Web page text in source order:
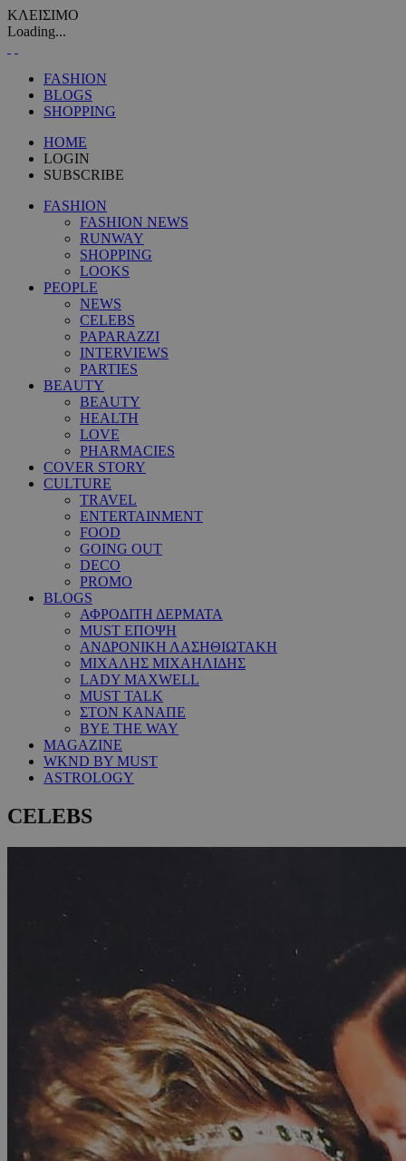
ΚΛΕΙΣΙΜΟ
Loading...
FASHION
BLOGS
SHOPPING
HOME
LOGIN
SUBSCRIBE
FASHION
FASHION NEWS
RUNWAY
SHOPPING
LOOKS
PEOPLE
NEWS
CELEBS
PAPARAZZI
INTERVIEWS
PARTIES
BEAUTY
BEAUTY
HEALTH
LOVE
PHARMACIES
COVER STORY
CULTURE
TRAVEL
ENTERTAINMENT
FOOD
GOING OUT
DECO
PROMO
BLOGS
ΑΦΡΟΔΙΤΗ ΔΕΡΜΑΤΑ
MUST ΕΠΟΨΗ
ΑΝΔΡΟΝΙΚΗ ΛΑΣΗΘΙΩΤΑΚΗ
ΜΙΧΑΛΗΣ ΜΙΧΑΗΛΙΔΗΣ
LADY MAXWELL
MUST TALK
ΣΤΟΝ ΚΑΝΑΠΕ
BYE THE WAY
MAGAZINE
WKND BY MUST
ASTROLOGY
CELEBS